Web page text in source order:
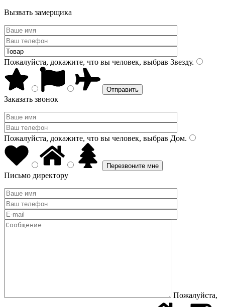
Вызвать замерщика
Пожалуйста, докажите, что вы человек, выбрав Звезду.
Заказать звонок
Пожалуйста, докажите, что вы человек, выбрав Дом.
Письмо директору
Пожалуйста,